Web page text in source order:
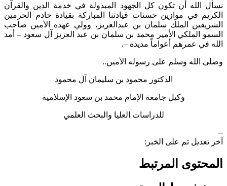
نسأل الله أن تكون كل الجهود المبذولة في خدمة الدين والقرآن
الكريم في موازين حسنات قيادتنا المباركة بقيادة خادم الحرمين
الشريفين الملك سلمان بن عبدالعزيز، وولي عهده الأمين صاحب
السمو الملكي الأمير محمد بن سلمان بن عبد العزيز آل سعود – أمد
الله في عمرهم أعواماً مديدة –.
وصلى الله وسلم على رسوله الأمين..
الدكتور محمود بن سليمان آل محمود
وكيل جامعة الإمام محمد بن سعود الإسلامية
للدراسات العليا والبحث العلمي
--
آخر تعديل تم على الخبر:
المحتوى المرتبط